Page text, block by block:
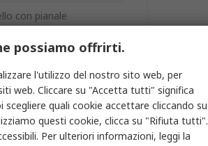
con pianale
possiamo offrirti.
l'utilizzo del nostro sito web, per
web. Cliccare su "Accetta tutti" significa
quali cookie accettare cliccando su
questi cookie, clicca su "Rifiuta tutti".
Per ulteriori informazioni, leggi la